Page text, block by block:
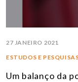
27 JANEIRO 2021
ESTUDOS E
Um balanço da